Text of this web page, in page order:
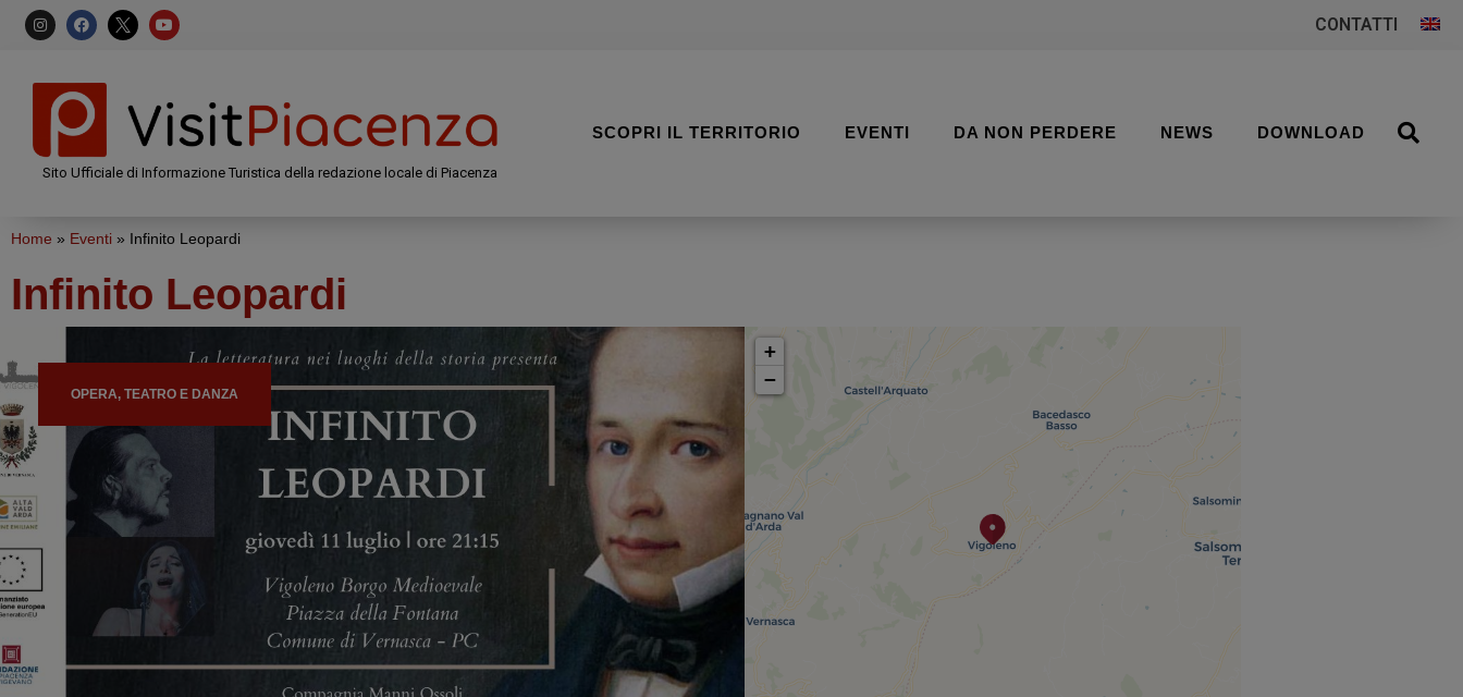
CONTATTI
Sito Ufficiale di Informazione Turistica della redazione locale di Piacenza
SCOPRI IL TERRITORIO EVENTI DA NON PERDERE NEWS DOWNLOAD
Home » Eventi » Infinito Leopardi
Infinito Leopardi
OPERA, TEATRO E DANZA
+
−